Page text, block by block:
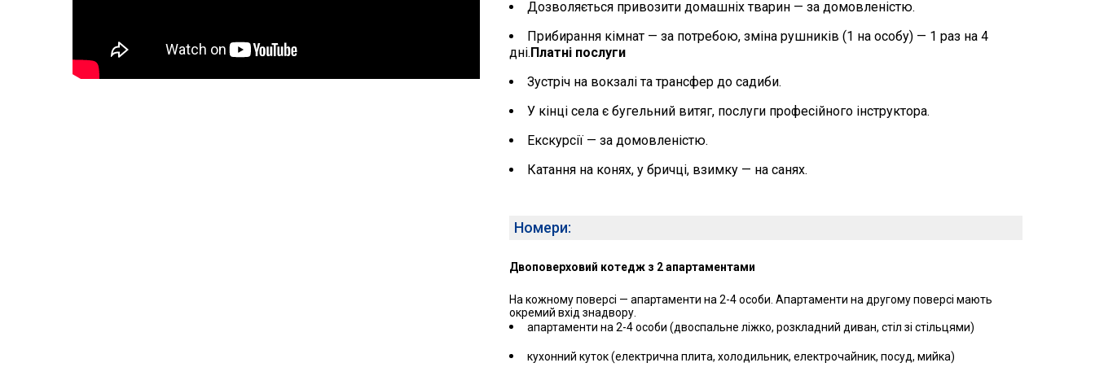
Дозволяється привозити домашніх тварин — за домовленістю.
Прибирання кімнат — за потребою, зміна рушників (1 на особу) — 1 раз на 4
дні.Платні послуги
Зустріч на вокзалі та трансфер до садиби.
У кінці села є бугельний витяг, послуги професійного інструктора.
Екскурсії — за домовленістю.
Катання на конях, у бричці, взимку — на санях.
Номери:
Двоповерховий котедж з 2 апартаментами
На кожному поверсі — апартаменти на 2-4 особи. Апартаменти на другому поверсі мають
окремий вхід знадвору.
апартаменти на 2-4 особи (двоспальне ліжко, розкладний диван, стіл зі стільцями)
кухонний куток (електрична плита, холодильник, електрочайник, посуд, мийка)